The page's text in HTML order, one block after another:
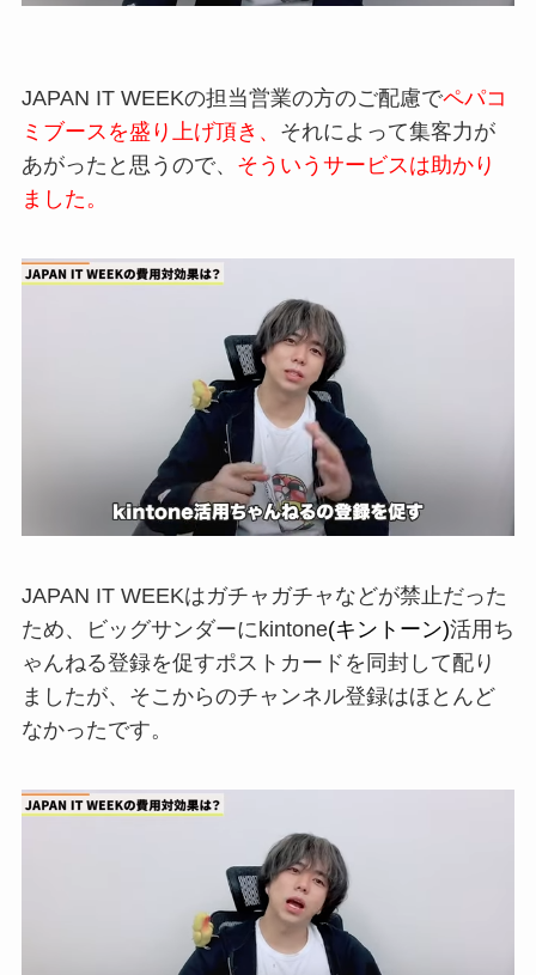
JAPAN IT WEEKの担当営業の方のご配慮でペパコ
ミ ブースを盛り上げ頂き、 それによって集客力が
あがったと思うので、 そういうサー ビスは助かり
ました。
JAPAN IT WEEKはガチャガチャなどが禁 止だった
ため、ビッグサンダーにkintone(キントーン)活用ち
ゃんねる登録を促すポストカードを 同封して配り
ましたが、そこからのチャンネル登録はほとんど
なかったです。